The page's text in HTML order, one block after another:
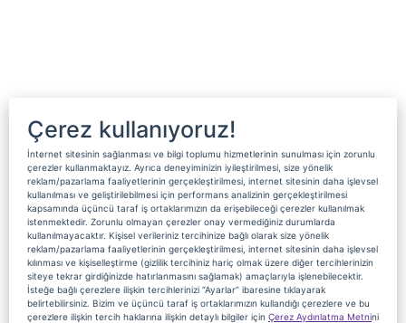
Çerez kullanıyoruz!
İnternet sitesinin sağlanması ve bilgi toplumu hizmetlerinin sunulması için zorunlu
çerezler kullanmaktayız. Ayrıca deneyiminizin iyileştirilmesi, size yönelik
reklam/pazarlama faaliyetlerinin gerçekleştirilmesi, internet sitesinin daha işlevsel
kullanılması ve geliştirilebilmesi için performans analizinin gerçekleştirilmesi
kapsamında üçüncü taraf iş ortaklarımızın da erişebileceği çerezler kullanılmak
istenmektedir. Zorunlu olmayan çerezler onay vermediğiniz durumlarda
kullanılmayacaktır. Kişisel verileriniz tercihinize bağlı olarak size yönelik
reklam/pazarlama faaliyetlerinin gerçekleştirilmesi, internet sitesinin daha işlevsel
kılınması ve kişiselleştirme (gizlilik tercihiniz hariç olmak üzere diğer tercihlerinizin
siteye tekrar girdiğinizde hatırlanmasını sağlamak) amaçlarıyla işlenebilecektir.
İsteğe bağlı çerezlere ilişkin tercihlerinizi “Ayarlar” ibaresine tıklayarak
belirtebilirsiniz. Bizim ve üçüncü taraf iş ortaklarımızın kullandığı çerezlere ve bu
çerezlere ilişkin tercih haklarına ilişkin detaylı bilgiler için Çerez Aydınlatma Metnini